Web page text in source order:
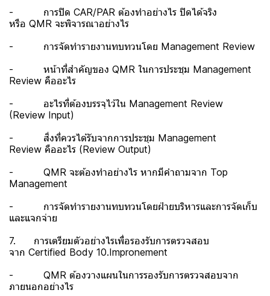
- การปิด CAR/PAR ต้องทำอย่างไร ปิดได้จริง
หรือ QMR จะพิจารณาอย่างไร
- การจัดทำรายงานทบทวนโดย Management Review
- หน้าที่สำคัญของ QMR ในการประชุม Management
Review คืออะไร
- อะไรที่ต้องบรรจุไว้ใน Management Review
(Review Input)
- สิ่งที่ควรได้รับจากการประชุม Management
Review คืออะไร (Review Output)
- QMR จะต้องทำอย่างไร หากมีคำถามจาก Top
Management
- การจัดทำรายงานทบทวนโดยฝ่ายบริหารและการจัดเก็บ
และแจกจ่าย
7. การเตรียมตัวอย่างไรเพื่อรองรับการตรวจสอบ
จาก Certified Body 10.Impronement
- QMR ต้องวางแผนในการรองรับการตรวจสอบจาก
ภายนอกอย่างไร